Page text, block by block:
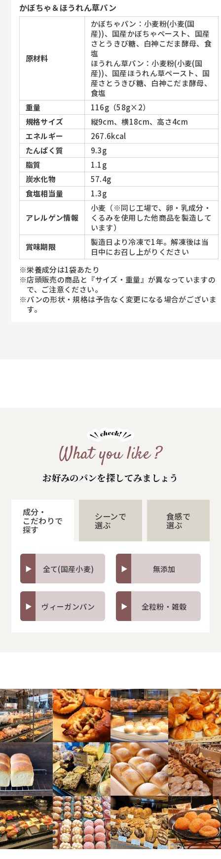
かぼちゃ＆ほうれん草パン
原材料
かぼちゃパン：小麦粉(小麦(国
産))、国産かぼちゃペースト、国産
さとうきび糖、白神こだま酵母、食
塩
ほうれん草パン：小麦粉(小麦(国
産))、国産ほうれん草ペースト、国
産さとうきび糖、白神こだま酵母、
食塩
重量
116g（58g×2）
規格サイズ
縦9cm、横18cm、高さ4cm
エネルギー
267.6kcal
たんぱく質
9.3g
脂質
1.1g
炭水化物
57.4g
食塩相当量
1.3g
アレルゲン情報
小麦（※同じ工場で、卵・乳成分・
くるみを使用した他商品を製造して
います）
賞味期限
製造日より冷凍で1年。解凍後は当
日中にお召し上がりください
栄養成分は1袋あたり
店頭販売の商品と『サイズ・重量』が異なっていますの
で、ご注意ください。
パンの形状・規格は予告なく変更になる場合がございま
す。
What you like ?
お好みのパンを探してみましょう
成分・
こだわりで
探す
シーンで
選ぶ
食感で
選ぶ
全て(国産小麦) 無添加
ヴィーガンパン 全粒粉・雑穀